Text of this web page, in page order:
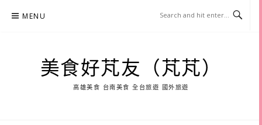
MENU
美食好芃友（芃芃）
高雄美食 台南美食 全台旅遊 國外旅遊